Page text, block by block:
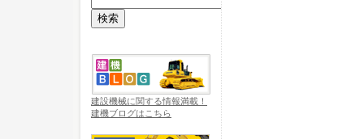
建設機械に関する情報満載！
建機ブログはこちら